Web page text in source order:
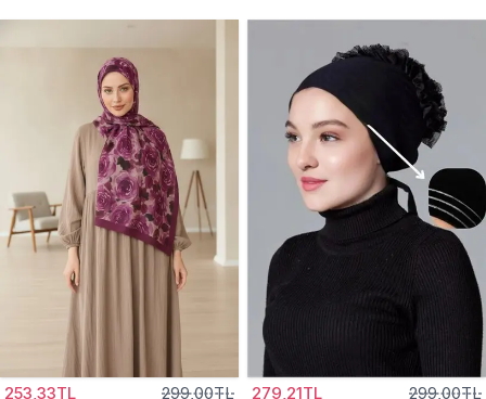
253,33TL 299,00TL 279,21TL 299,00TL